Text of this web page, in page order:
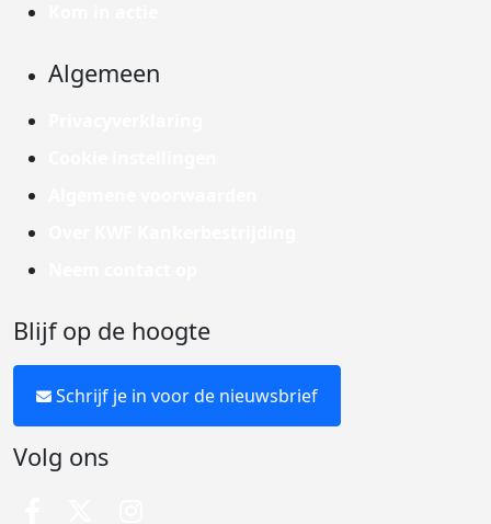
Algemeen
Blijf op de hoogte
Schrijf je in voor de nieuwsbrief
Volg ons